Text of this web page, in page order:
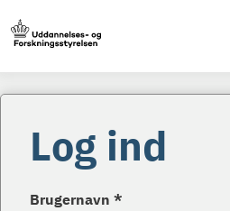
Log ind
Brugernavn *